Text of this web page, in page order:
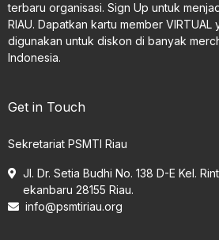
terbaru organisasi. Sign Up untuk
RIAU. Dapatkan kartu member VIRTUAL
digunakan untuk diskon di banyak
Indonesia.
Get in Touch
Sekretariat PSMTI Riau
Jl. Dr. Setia Budhi No. 138 D-E Kel.
ekanbaru 28155 Riau.
info@psmtiriau.org